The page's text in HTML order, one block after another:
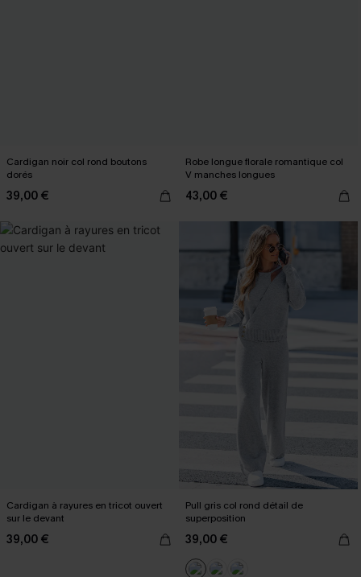
Cardigan noir col rond boutons
dorés
39,00 €
Robe longue florale romantique col
V manches longues
43,00 €
Cardigan à rayures en tricot ouvert
sur le devant
39,00 €
Pull gris col rond détail de
superposition
39,00 €